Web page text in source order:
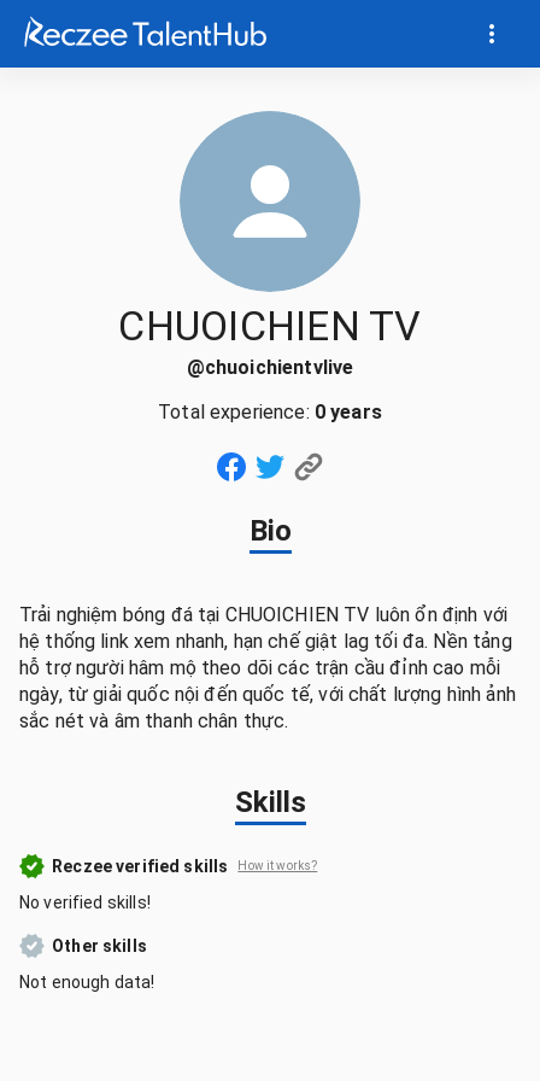
CHUOICHIEN TV
@chuoichientvlive
Total experience: 0 years
Bio
Trải nghiệm bóng đá tại CHUOICHIEN TV luôn ổn định với
hệ thống link xem nhanh, hạn chế giật lag tối đa. Nền tảng
hỗ trợ người hâm mộ theo dõi các trận cầu đỉnh cao mỗi
ngày, từ giải quốc nội đến quốc tế, với chất lượng hình ảnh
sắc nét và âm thanh chân thực.
Skills
Reczee verified skills How it works?
No verified skills!
Other skills
Not enough data!